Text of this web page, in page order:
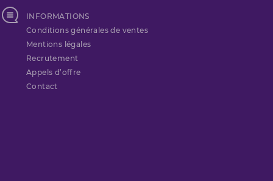
INFORMATIONS
Conditions générales de ventes
Mentions légales
Recrutement
Appels d’offre
Contact